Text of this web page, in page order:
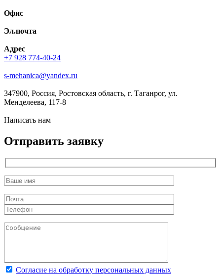
Офис
Эл.почта
Адрес
+7 928 774-40-24
s-mehanica@yandex.ru
347900, Россия, Ростовская область, г. Таганрог, ул.
Менделеева, 117-8
Написать нам
Отправить заявку
Согласие на обработку персональных данных